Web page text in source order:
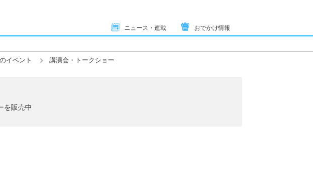
ニュース・連載 おでかけ情報
イベント 講演会・トークショー
を販売中